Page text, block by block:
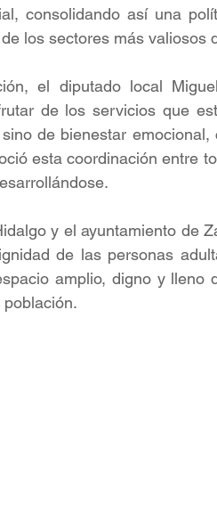
consolidando así una
los sectores más valiosos
el diputado local
de los servicios que
de bienestar
esta coordinación entre
y el ayuntamiento de
de las personas
amplio, digno y lleno